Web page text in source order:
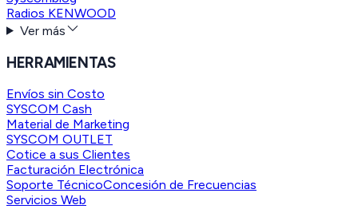
Radios KENWOOD
Ver más
HERRAMIENTAS
Envíos sin Costo
SYSCOM Cash
Material de Marketing
SYSCOM OUTLET
Cotice a sus Clientes
Facturación Electrónica
Soporte TécnicoConcesión de Frecuencias
Servicios Web